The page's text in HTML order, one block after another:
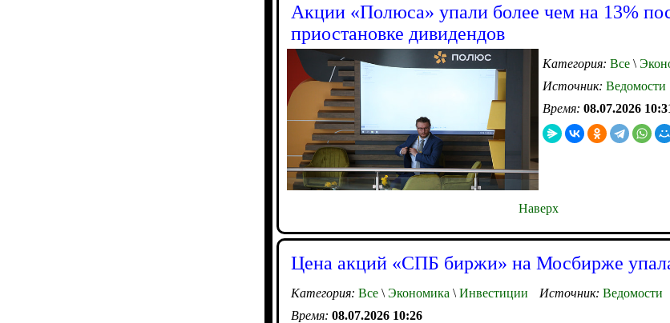
Акции «Полюса» упали более чем на 13%
приостановке дивидендов
Категория: Все \
Источник: Ведомости
Время: 08.07.2026
Наверх
Цена акций «СПБ биржи» на Мосбирже
Категория: Все \ Экономика \ Инвестиции Источник: Ведомости
Время: 08.07.2026 10:26